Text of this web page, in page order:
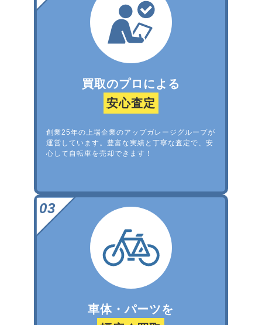
買取のプロによる
安心査定
創業25年の上場企業のアップガレージグループが
運営しています。豊富な実績と丁寧な査定で、安
心して自転車を売却できます！
車体・パーツを